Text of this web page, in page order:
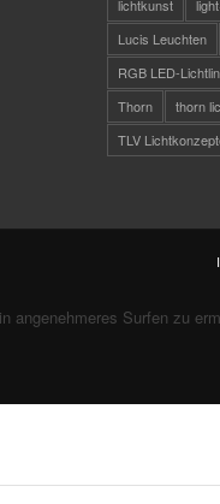
lichtkunst
Lucis Leuchten
RGB LED-
Thorn
thorn
TLV
angenehmeres Surfen zu